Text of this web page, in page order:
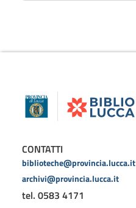
CONTATTI
biblioteche@provincia.lucca.it
archivi@provincia.lucca.it
tel. 0583 4171